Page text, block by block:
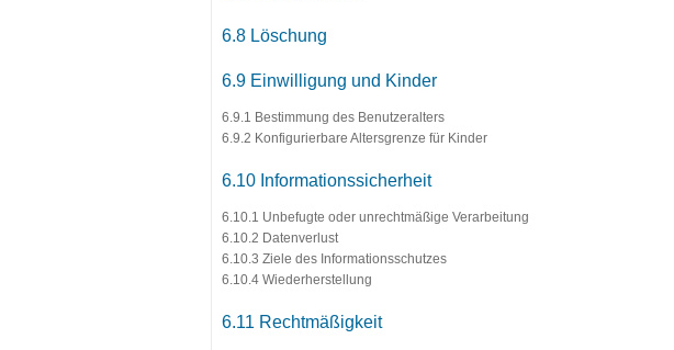
6.8 Löschung
6.9 Einwilligung und Kinder
6.9.1 Bestimmung des Benutzeralters
6.9.2 Konfigurierbare Altersgrenze für Kinder
6.10 Informationssicherheit
6.10.1 Unbefugte oder unrechtmäßige Verarbeitung
6.10.2 Datenverlust
6.10.3 Ziele des Informationsschutzes
6.10.4 Wiederherstellung
6.11 Rechtmäßigkeit